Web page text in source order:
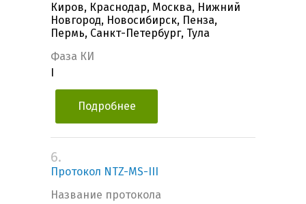
Киров, Краснодар, Москва, Нижний
Новгород, Новосибирск, Пенза,
Пермь, Санкт-Петербург, Тула
Фаза КИ
Подробнее
6.
Протокол NTZ-MS-III
Название протокола